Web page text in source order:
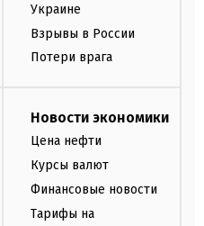
Украине
Взрывы в России
Потери врага
Новости экономики
Цена нефти
Курсы валют
Финансовые новости
Тарифы на